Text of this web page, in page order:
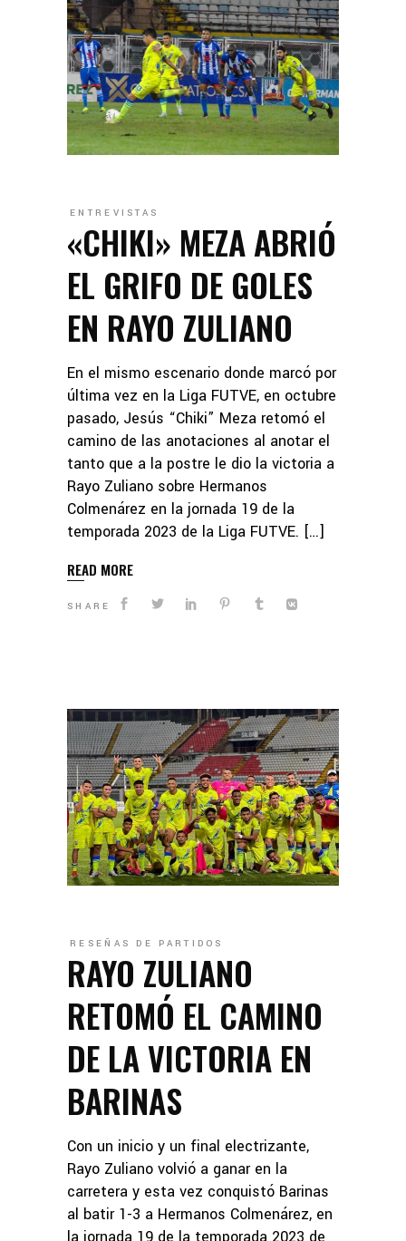
ENTREVISTAS
«CHIKI» MEZA ABRIÓ
EL GRIFO DE GOLES
EN RAYO ZULIANO
En el mismo escenario donde marcó por
última vez en la Liga FUTVE, en octubre
pasado, Jesús “Chiki” Meza retomó el
camino de las anotaciones al anotar el
tanto que a la postre le dio la victoria a
Rayo Zuliano sobre Hermanos
Colmenárez en la jornada 19 de la
temporada 2023 de la Liga FUTVE. […]
READ MORE
SHARE
RESEÑAS DE PARTIDOS
RAYO ZULIANO
RETOMÓ EL CAMINO
DE LA VICTORIA EN
BARINAS
Con un inicio y un final electrizante,
Rayo Zuliano volvió a ganar en la
carretera y esta vez conquistó Barinas
al batir 1-3 a Hermanos Colmenárez, en